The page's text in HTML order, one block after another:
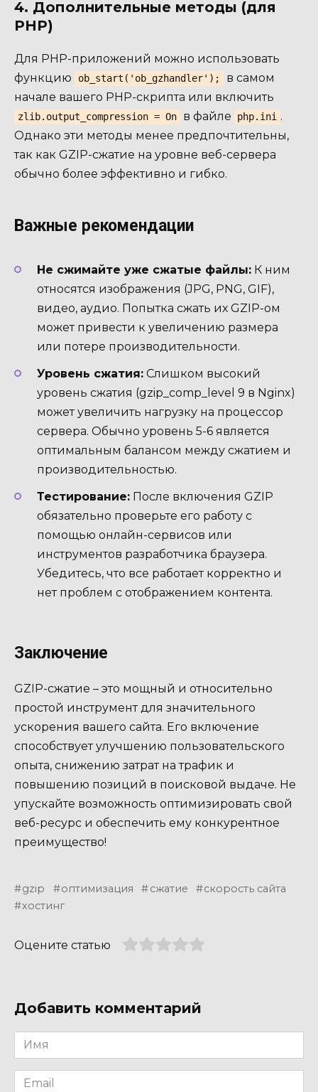
4. Дополнительные методы (для
PHP)
Для PHP-приложений можно использовать
функцию
ob_start('ob_gzhandler');
в самом
начале вашего PHP-скрипта или включить
zlib.output_compression = On в файле php.ini .
Однако эти методы менее предпочтительны,
так как GZIP-сжатие на уровне веб-сервера
обычно более эффективно и гибко.
Важные рекомендации
Не сжимайте уже сжатые файлы: К ним
относятся изображения (JPG, PNG, GIF),
видео, аудио. Попытка сжать их GZIP-ом
может привести к увеличению размера
или потере производительности.
Уровень сжатия: Слишком высокий
уровень сжатия (gzip_comp_level 9 в Nginx)
может увеличить нагрузку на процессор
сервера. Обычно уровень 5-6 является
оптимальным балансом между сжатием и
производительностью.
Тестирование: После включения GZIP
обязательно проверьте его работу с
помощью онлайн-сервисов или
инструментов разработчика браузера.
Убедитесь, что все работает корректно и
нет проблем с отображением контента.
Заключение
GZIP-сжатие – это мощный и относительно
простой инструмент для значительного
ускорения вашего сайта. Его включение
способствует улучшению пользовательского
опыта, снижению затрат на трафик и
повышению позиций в поисковой выдаче. Не
упускайте возможность оптимизировать свой
веб-ресурс и обеспечить ему конкурентное
преимущество!
gzip оптимизация сжатие
скорость сайта
хостинг
Оцените статью
Добавить комментарий
Имя
*
Email